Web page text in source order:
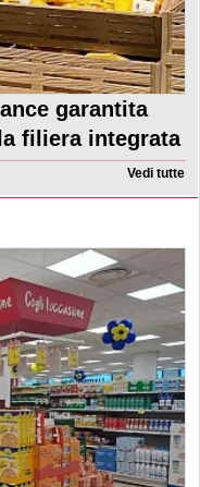
garantita
filiera integrata
Vedi tutte